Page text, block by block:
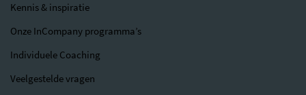
Kennis & inspiratie
Onze InCompany programma’s
Individuele Coaching
Veelgestelde vragen